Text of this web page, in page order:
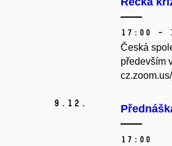
17:00 –
Česká
především
9. 12.
17:00